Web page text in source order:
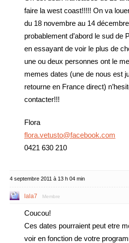
faire la west coast!!!!! On va
du 18 novembre au 14
probablement d’abord le sud de
en essayant de voir le plus de
une ou deux personnes ont le
memes dates (une de nous est
retourne en France direct)
contacter!!!
Flora
flora.vetusto@facebook.com
0421 630 210
4 septembre 2011 à 13 h 04 min
lala7 Membre
Coucou!
Ces dates pourraient peut etre
voir en fonction de votre